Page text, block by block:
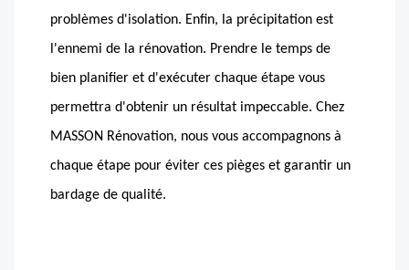
problèmes d'isolation. Enfin, la précipitation est
l'ennemi de la rénovation. Prendre le temps de
bien planifier et d'exécuter chaque étape vous
permettra d'obtenir un résultat impeccable. Chez
MASSON Rénovation, nous vous accompagnons à
chaque étape pour éviter ces pièges et garantir un
bardage de qualité.